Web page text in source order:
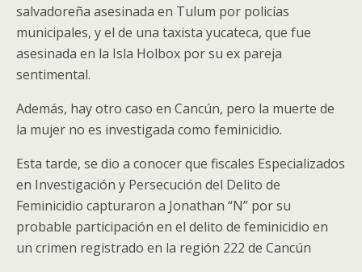
salvadoreña asesinada en Tulum por policías
municipales, y el de una taxista yucateca, que fue
asesinada en la Isla Holbox por su ex pareja
sentimental.
Además, hay otro caso en Cancún, pero la muerte de
la mujer no es investigada como feminicidio.
Esta tarde, se dio a conocer que fiscales Especializados
en Investigación y Persecución del Delito de
Feminicidio capturaron a Jonathan “N” por su
probable participación en el delito de feminicidio en
un crimen registrado en la región 222 de Cancún